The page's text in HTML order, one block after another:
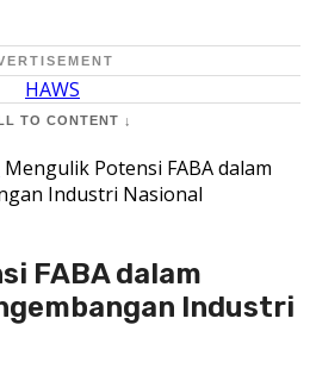
TO CONTENT ↓
Mengulik Potensi FABA dalam
Industri Nasional
FABA dalam
Industri